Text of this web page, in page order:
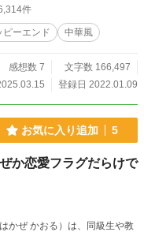
件
ピーエンド 中華風
感想数 7
文字数 166,497
登録日 2022.01.09
お気に入り追加 5
か恋愛フラグだらけで
かぜ かおる）は、同級生や教